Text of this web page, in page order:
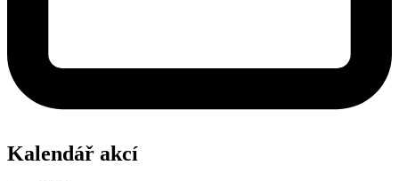
Kalendář akcí